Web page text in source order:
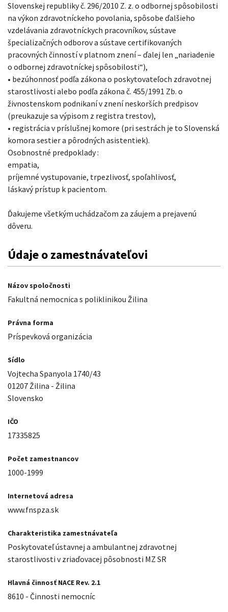
Slovenskej republiky č. 296/2010 Z. z. o odbornej spôsobilosti
na výkon zdravotníckeho povolania, spôsobe ďalšieho
vzdelávania zdravotníckych pracovníkov, sústave
špecializačných odborov a sústave certifikovaných
pracovných činností v platnom znení – ďalej len „nariadenie
o odbornej zdravotníckej spôsobilosti“),
• bezúhonnosť podľa zákona o poskytovateľoch zdravotnej
starostlivosti alebo podľa zákona č. 455/1991 Zb. o
živnostenskom podnikaní v znení neskorších predpisov
(preukazuje sa výpisom z registra trestov),
• registrácia v príslušnej komore (pri sestrách je to Slovenská
komora sestier a pôrodných asistentiek).
Osobnostné predpoklady :
empatia,
príjemné vystupovanie, trpezlivosť, spoľahlivosť,
láskavý prístup k pacientom.
Ďakujeme všetkým uchádzačom za záujem a prejavenú
dôveru.
Údaje o zamestnávateľovi
Názov spoločnosti
Fakultná nemocnica s poliklinikou Žilina
Právna forma
Príspevková organizácia
Sídlo
Vojtecha Spanyola 1740/43
01207 Žilina - Žilina
Slovensko
IČO
17335825
Počet zamestnancov
1000-1999
Internetová adresa
www.fnspza.sk
Charakteristika zamestnávateľa
Poskytovateľ ústavnej a ambulantnej zdravotnej
starostlivosti v zriaďovacej pôsobnosti MZ SR
Hlavná činnosť NACE Rev. 2.1
8610 - Činnosti nemocníc